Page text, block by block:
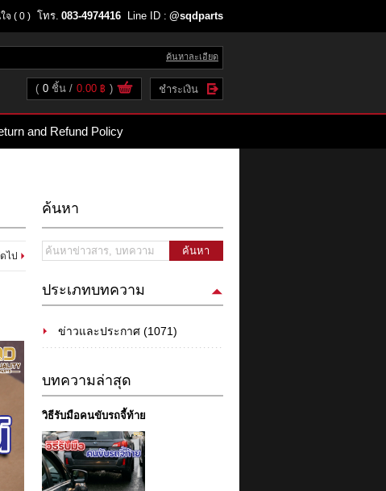
โทร. 083-4974416 Line ID : @sqdparts
จ ( 0 )
ค้นหาละเอียด
( 0 ชิ้น 0.00 ฿ ) ชำระเงิน
and Refund Policy
ไป
ค้นหา
ค้นหา
ประเภทบทความ
ข่าวและประกาศ (1071)
บทความล่าสุด
วิธีรับมือคนขับรถจี้ท้าย